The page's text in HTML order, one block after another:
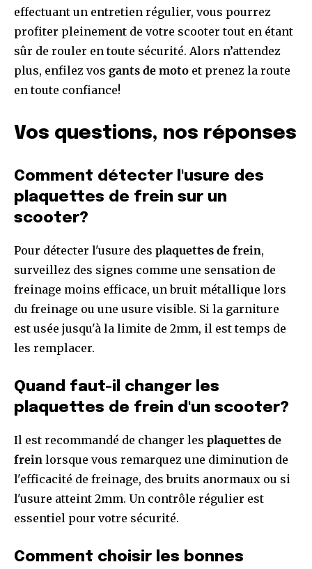
effectuant un entretien régulier, vous pourrez
profiter pleinement de votre scooter tout en étant
sûr de rouler en toute sécurité. Alors n’attendez
plus, enfilez vos gants de moto et prenez la route
en toute confiance!
Vos questions, nos réponses
Comment détecter l'usure des
plaquettes de frein sur un
scooter?
Pour détecter l'usure des plaquettes de frein,
surveillez des signes comme une sensation de
freinage moins efficace, un bruit métallique lors
du freinage ou une usure visible. Si la garniture
est usée jusqu'à la limite de 2mm, il est temps de
les remplacer.
Quand faut-il changer les
plaquettes de frein d'un scooter?
Il est recommandé de changer les plaquettes de
frein lorsque vous remarquez une diminution de
l'efficacité de freinage, des bruits anormaux ou si
l'usure atteint 2mm. Un contrôle régulier est
essentiel pour votre sécurité.
Comment choisir les bonnes